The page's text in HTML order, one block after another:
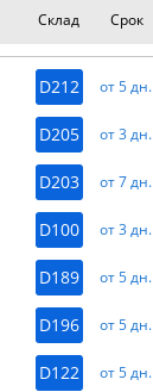
Склад Срок
D212 от 5 дн.
D205 от 3 дн.
D203 от 7 дн.
D100 от 3 дн.
D189 от 5 дн.
D196 от 5 дн.
D122 от 5 дн.